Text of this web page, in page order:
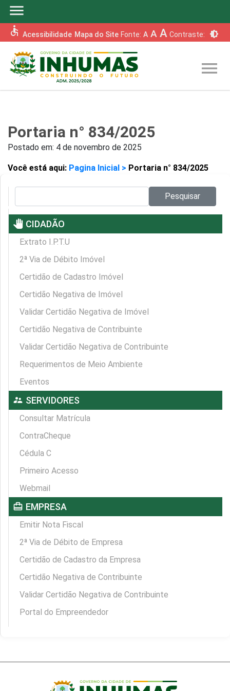
menu
accessible Acessibilidade Mapa do Site Fonte: A A A Contraste: brightness_6
menu
Portaria n° 834/2025
Postado em: 4 de novembro de 2025
Você está aqui: Pagina Inicial > Portaria n° 834/2025
Pesquisar
pan_tool CIDADÃO
Extrato I.P.T.U
2ª Via de Débito Imóvel
Certidão de Cadastro Imóvel
Certidão Negativa de Imóvel
Validar Certidão Negativa de Imóvel
Certidão Negativa de Contribuinte
Validar Certidão Negativa de Contribuinte
Requerimentos de Meio Ambiente
Eventos
supervisor_account SERVIDORES
Consultar Matrícula
ContraCheque
Cédula C
Primeiro Acesso
Webmail
card_travel EMPRESA
Emitir Nota Fiscal
2ª Via de Débito de Empresa
Certidão de Cadastro da Empresa
Certidão Negativa de Contribuinte
Validar Certidão Negativa de Contribuinte
Portal do Empreendedor